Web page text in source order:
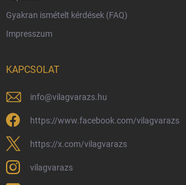
Reklamáció és visszáru
Hűségprogram
Általános Szerződési Feltételek
Adatvédelmi feltételek
Védjegyek és szerzői jogok
Fémjelzés és nemesfém-tájékoztató
Gyakran ismételt kérdések (FAQ)
Impresszum
KAPCSOLAT
info@vilagvarazs.hu
https://www.facebook.com/vilagvarazs
https://x.com/vilagvarazs
vilagvarazs